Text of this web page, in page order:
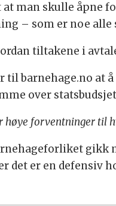
at man skulle åpne
– som er noe alle
tiltakene i
til barnehage.no
over
høye forventninger til
gikk
det er en defensiv